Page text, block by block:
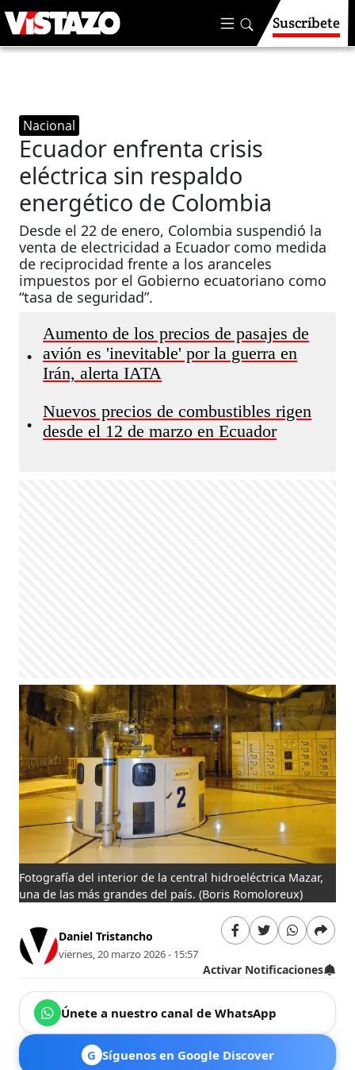
Suscríbete
Nacional
Ecuador enfrenta crisis
eléctrica sin respaldo
energético de Colombia
Desde el 22 de enero, Colombia suspendió la
venta de electricidad a Ecuador como medida
de reciprocidad frente a los aranceles
impuestos por el Gobierno ecuatoriano como
“tasa de seguridad”.
•
Aumento de los precios de pasajes de
avión es 'inevitable' por la guerra en
Irán, alerta IATA
•
Nuevos precios de combustibles rigen
desde el 12 de marzo en Ecuador
Fotografía del interior de la central hidroeléctrica Mazar,
una de las más grandes del país. (Boris Romoloreux)
Daniel Tristancho
viernes, 20 marzo 2026 - 15:57
Activar Notificaciones
Únete a nuestro canal de WhatsApp
G Síguenos en Google Discover